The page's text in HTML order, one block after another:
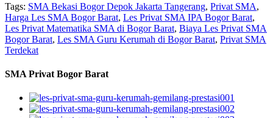
Tags: SMA Bekasi Bogor Depok Jakarta Tangerang, Privat SMA,
Harga Les SMA Bogor Barat, Les Privat SMA IPA Bogor Barat,
Les Privat Matematika SMA di Bogor Barat, Biaya Les Privat SMA
Bogor Barat, Les SMA Guru Kerumah di Bogor Barat, Privat SMA
Terdekat
SMA Privat Bogor Barat